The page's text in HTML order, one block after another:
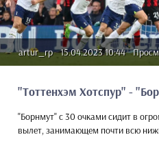
artur_rp 15.04.2023 10:44
"Тоттенхэм Хотспур" -
"Борнмут" с 30 очками сидит в
вылет, занимающем почти всю